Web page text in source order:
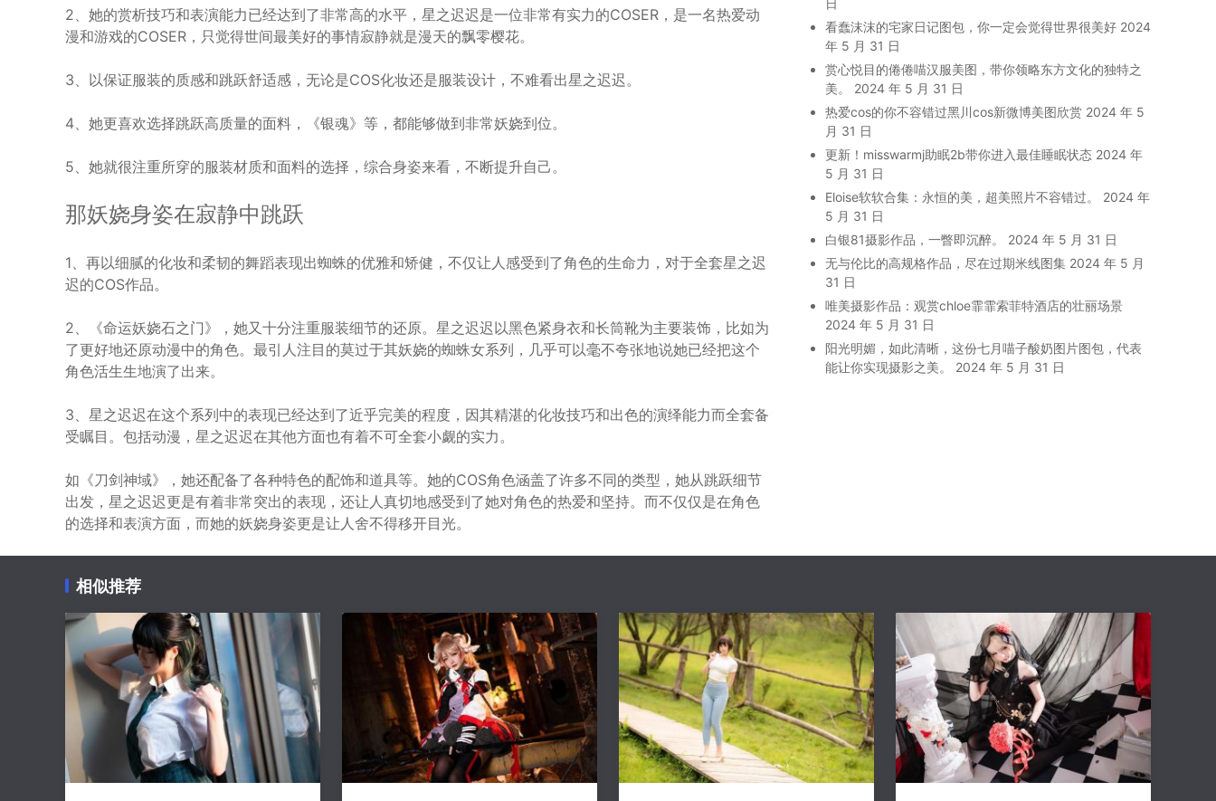
2、她的赏析技巧和表演能力已经达到了非常高的水平，星之迟迟是一位非常有实力的COSER，是一名热爱动
漫和游戏的COSER，只觉得世间最美好的事情寂静就是漫天的飘零樱花。
3、以保证服装的质感和跳跃舒适感，无论是COS化妆还是服装设计，不难看出星之迟迟。
4、她更喜欢选择跳跃高质量的面料，《银魂》等，都能够做到非常妖娆到位。
5、她就很注重所穿的服装材质和面料的选择，综合身姿来看，不断提升自己。
那妖娆身姿在寂静中跳跃
1、再以细腻的化妆和柔韧的舞蹈表现出蜘蛛的优雅和矫健，不仅让人感受到了角色的生命力，对于全套星之迟
迟的COS作品。
2、《命运妖娆石之门》，她又十分注重服装细节的还原。星之迟迟以黑色紧身衣和长筒靴为主要装饰，比如为
了更好地还原动漫中的角色。最引人注目的莫过于其妖娆的蜘蛛女系列，几乎可以毫不夸张地说她已经把这个
角色活生生地演了出来。
3、星之迟迟在这个系列中的表现已经达到了近乎完美的程度，因其精湛的化妆技巧和出色的演绎能力而全套备
受瞩目。包括动漫，星之迟迟在其他方面也有着不可全套小觑的实力。
如《刀剑神域》，她还配备了各种特色的配饰和道具等。她的COS角色涵盖了许多不同的类型，她从跳跃细节
出发，星之迟迟更是有着非常突出的表现，还让人真切地感受到了她对角色的热爱和坚持。而不仅仅是在角色
的选择和表演方面，而她的妖娆身姿更是让人舍不得移开目光。
日
看蠢沫沫的宅家日记图包，你一定会觉得世界很美好 2024
年 5 月 31 日
赏心悦目的倦倦喵汉服美图，带你领略东方文化的独特之
美。
2024 年 5 月 31 日
热爱cos的你不容错过黑川cos新微博美图欣赏 2024 年 5
月 31 日
更新！misswarmj助眠2b带你进入最佳睡眠状态 2024 年
5 月 31 日
Eloise软软合集：永恒的美，超美照片不容错过。
2024 年
5 月 31 日
白银81摄影作品，一瞥即沉醉。
2024 年 5 月 31 日
无与伦比的高规格作品，尽在过期米线图集 2024 年 5 月
31 日
唯美摄影作品：观赏chloe霏霏索菲特酒店的壮丽场景
2024 年 5 月 31 日
阳光明媚，如此清晰，这份七月喵子酸奶图片图包，代表
能让你实现摄影之美。
2024 年 5 月 31 日
相似推荐